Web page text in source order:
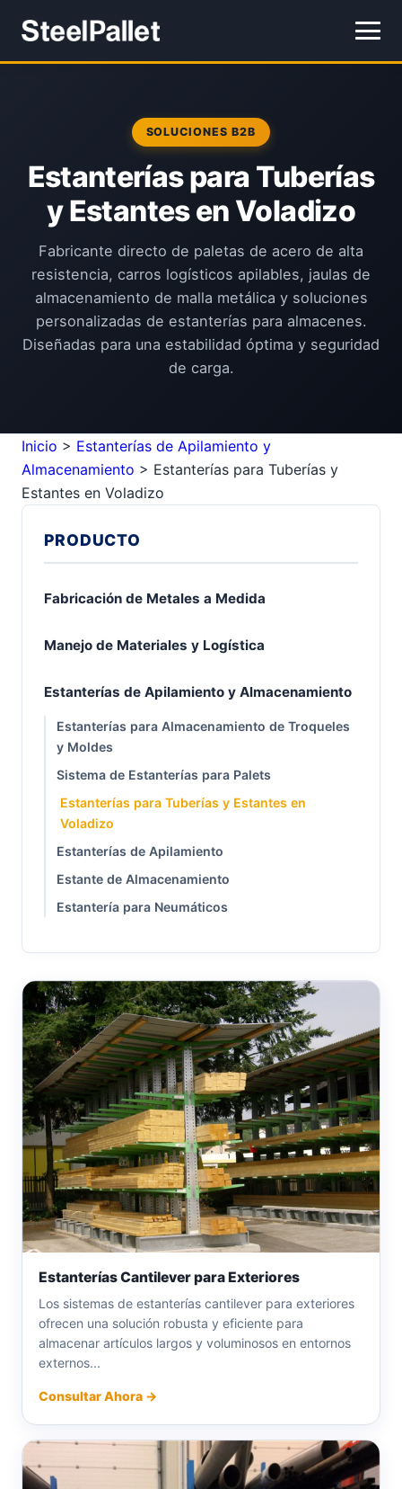
SOLUCIONES B2B
Estanterías para Tuberías
y Estantes en Voladizo
Fabricante directo de paletas de acero de alta
resistencia, carros logísticos apilables, jaulas de
almacenamiento de malla metálica y soluciones
personalizadas de estanterías para almacenes.
Diseñadas para una estabilidad óptima y seguridad
de carga.
Inicio > Estanterías de Apilamiento y
Almacenamiento > Estanterías para Tuberías y
Estantes en Voladizo
PRODUCTO
Fabricación de Metales a Medida
Manejo de Materiales y Logística
Estanterías de Apilamiento y Almacenamiento
Estanterías para Almacenamiento de Troqueles
y Moldes
Sistema de Estanterías para Palets
Estanterías para Tuberías y Estantes en
Voladizo
Estanterías de Apilamiento
Estante de Almacenamiento
Estantería para Neumáticos
Estanterías Cantilever para Exteriores
Los sistemas de estanterías cantilever para exteriores
ofrecen una solución robusta y eficiente para
almacenar artículos largos y voluminosos en entornos
externos...
Consultar Ahora →